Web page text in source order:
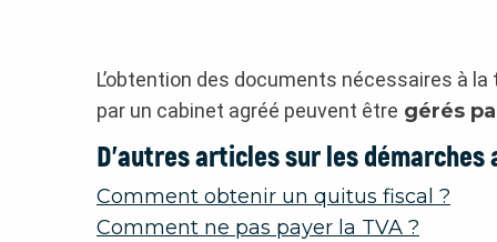
L’obtention des documents nécessaires à
par un cabinet agréé peuvent être gérés
D’autres articles sur les
Comment obtenir un quitus fiscal ?
Comment ne pas payer la TVA ?